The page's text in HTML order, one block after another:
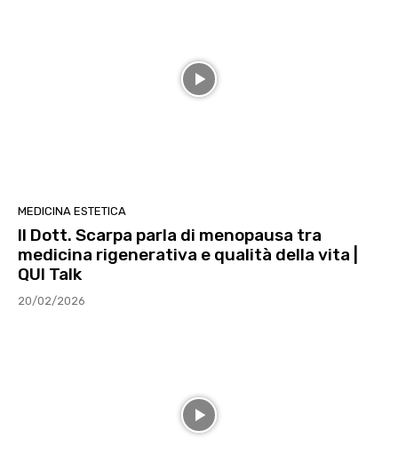
MEDICINA ESTETICA
Il Dott. Scarpa parla di menopausa tra
medicina rigenerativa e qualità della vita |
QUI Talk
20/02/2026